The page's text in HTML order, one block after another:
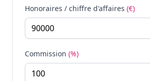
Honoraires / chiffre d'affaires (€)
Commission (%)